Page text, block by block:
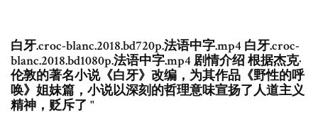
白牙.croc-blanc.2018.bd720p.法语中字.mp4 白牙.croc-
blanc.2018.bd1080p.法语中字.mp4 剧情介绍 根据杰克·
伦敦的著名小说《白牙》改编，为其作品《野性的呼
唤》姐妹篇，小说以深刻的哲理意味宣扬了人道主义
精神，贬斥了 "